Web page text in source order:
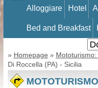
Alloggiare Hotel
Bed and Breakfast
» Homepage »
Di Roccella (PA) - Sicilia